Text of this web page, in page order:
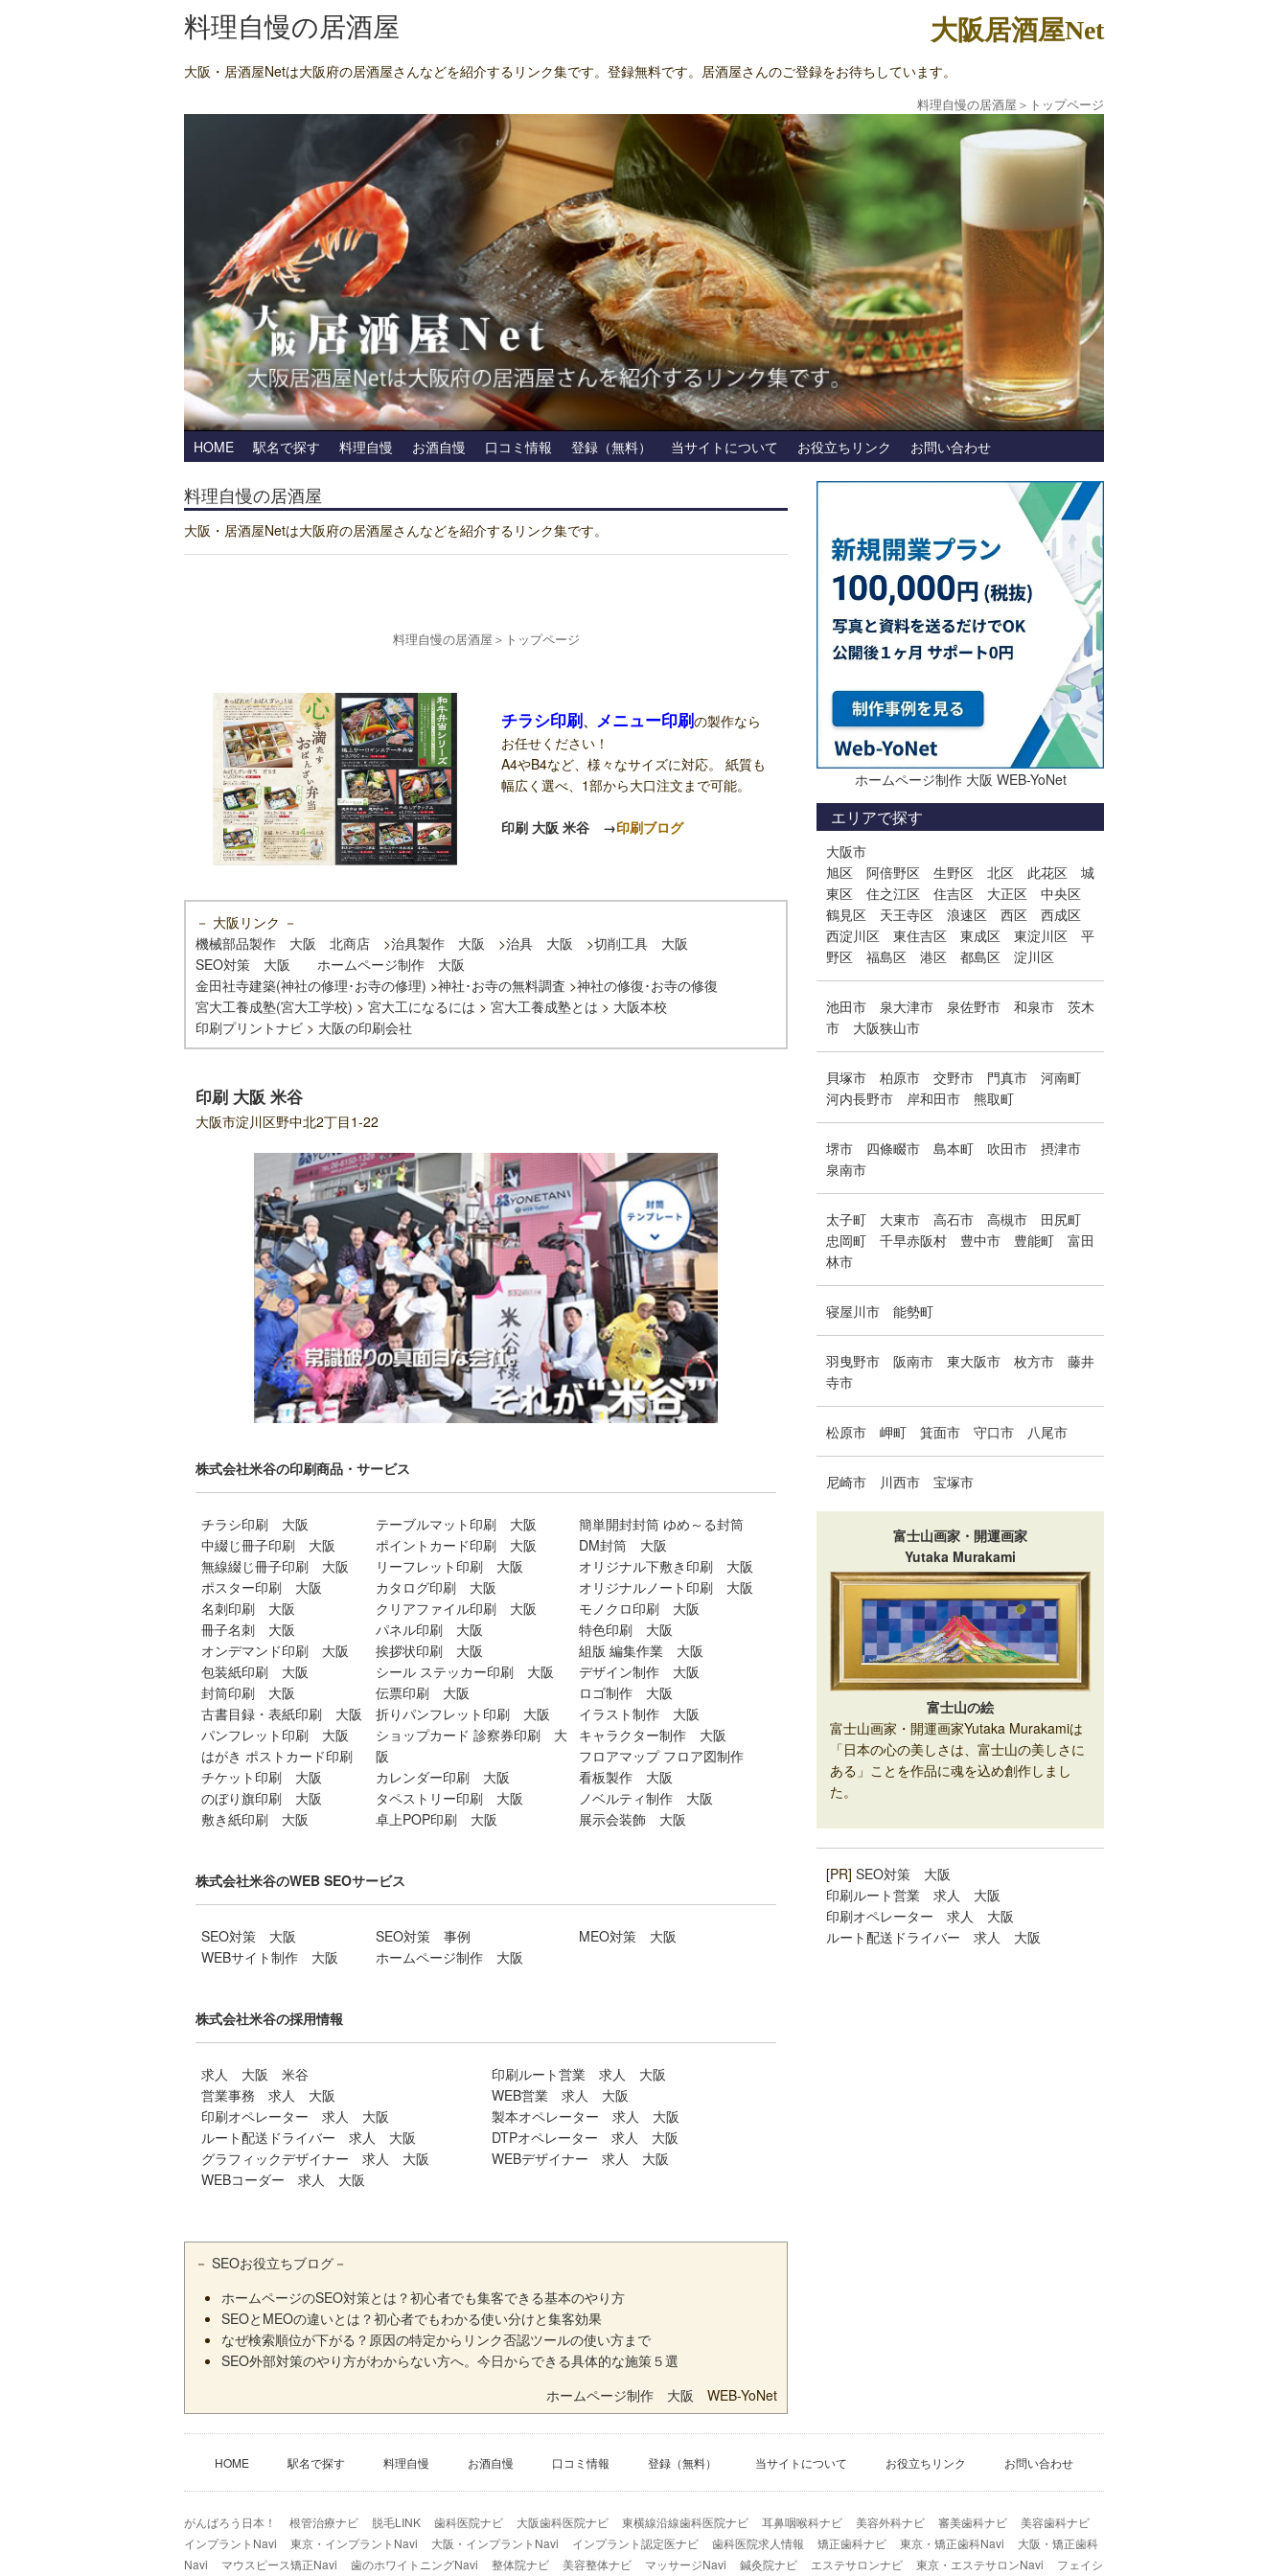
料理自慢の居酒屋 大阪居酒屋Net
大阪・居酒屋Netは大阪府の居酒屋さんなどを紹介するリンク集です。登録無料です。居酒屋さんのご登録をお待ちしています。
料理自慢の居酒屋 ＞ トップページ
HOME 駅名で探す 料理自慢 お酒自慢 口コミ情報 登録（無料） 当サイトについて お役立ちリンク お問い合わせ
料理自慢の居酒屋
大阪・居酒屋Netは大阪府の居酒屋さんなどを紹介するリンク集です。
料理自慢の居酒屋 ＞ トップページ
チラシ印刷、 メニュー印刷の製作なら
お任せください！
A4やB4など、様々なサイズに対応。 紙質も
幅広く選べ、1部から大口注文まで可能。
印刷 大阪 米谷→印刷ブログ
－ 大阪リンク －
機械部品製作 大阪 北商店 >治具製作 大阪 >治具 大阪 >切削工具 大阪
SEO対策 大阪
ホームページ制作 大阪
金田社寺建築(神社の修理･お寺の修理) >神社･お寺の無料調査 >神社の修復･お寺の修復
宮大工養成塾(宮大工学校) > 宮大工になるには > 宮大工養成塾とは > 大阪本校
印刷プリントナビ > 大阪の印刷会社
印刷 大阪 米谷
大阪市淀川区野中北2丁目1-22
株式会社米谷の印刷商品・サービス
チラシ印刷 大阪
中綴じ冊子印刷 大阪
無線綴じ冊子印刷 大阪
ポスター印刷 大阪
名刺印刷 大阪
冊子名刺 大阪
オンデマンド印刷 大阪
包装紙印刷 大阪
封筒印刷 大阪
古書目録・表紙印刷 大阪
パンフレット印刷 大阪
はがき ポストカード印刷
チケット印刷 大阪
のぼり旗印刷 大阪
敷き紙印刷 大阪
テーブルマット印刷 大阪
ポイントカード印刷 大阪
リーフレット印刷 大阪
カタログ印刷 大阪
クリアファイル印刷 大阪
パネル印刷 大阪
挨拶状印刷 大阪
シール ステッカー印刷 大阪
伝票印刷 大阪
折りパンフレット印刷 大阪
ショップカード 診察券印刷 大
阪
カレンダー印刷 大阪
タペストリー印刷 大阪
卓上POP印刷 大阪
簡単開封封筒 ゆめ～る封筒
DM封筒 大阪
オリジナル下敷き印刷 大阪
オリジナルノート印刷 大阪
モノクロ印刷 大阪
特色印刷 大阪
組版 編集作業 大阪
デザイン制作 大阪
ロゴ制作 大阪
イラスト制作 大阪
キャラクター制作 大阪
フロアマップ フロア図制作
看板製作 大阪
ノベルティ制作 大阪
展示会装飾 大阪
株式会社米谷のWEB SEOサービス
SEO対策 大阪
WEBサイト制作 大阪
SEO対策 事例
ホームページ制作 大阪
MEO対策 大阪
株式会社米谷の採用情報
求人 大阪 米谷
営業事務 求人 大阪
印刷オペレーター 求人 大阪
ルート配送ドライバー 求人 大阪
グラフィックデザイナー 求人 大阪
WEBコーダー 求人 大阪
印刷ルート営業 求人 大阪
WEB営業 求人 大阪
製本オペレーター 求人 大阪
DTPオペレーター 求人 大阪
WEBデザイナー 求人 大阪
－ SEOお役立ちブログ －
ホームページのSEO対策とは？初心者でも集客できる基本のやり方
SEOとMEOの違いとは？初心者でもわかる使い分けと集客効果
なぜ検索順位が下がる？原因の特定からリンク否認ツールの使い方まで
SEO外部対策のやり方がわからない方へ。今日からできる具体的な施策５選
ホームページ制作 大阪 WEB-YoNet
ホームページ制作 大阪 WEB-YoNet
エリアで探す
大阪市
旭区
阿倍野区 生野区 北区 此花区
城
東区
住之江区 住吉区 大正区
中央区
鶴見区
天王寺区 浪速区 西区
西成区
西淀川区
東住吉区 東成区 東淀川区
平
野区
福島区 港区 都島区 淀川区
池田市 泉大津市 泉佐野市 和泉市
茨木
市
大阪狭山市
貝塚市 柏原市 交野市 門真市
河南町
河内長野市
岸和田市 熊取町
堺市 四條畷市 島本町 吹田市
摂津市
泉南市
太子町 大東市 高石市 高槻市
田尻町
忠岡町
千早赤阪村 豊中市 豊能町
富田
林市
寝屋川市 能勢町
羽曳野市 阪南市 東大阪市 枚方市
藤井
寺市
松原市 岬町 箕面市 守口市 八尾市
尼崎市 川西市 宝塚市
富士山画家・開運画家
Yutaka Murakami
富士山の絵
富士山画家・開運画家Yutaka Murakamiは
「日本の心の美しさは、富士山の美しさに
ある」ことを作品に魂を込め創作しまし
た。
[PR] SEO対策 大阪
印刷ルート営業 求人 大阪
印刷オペレーター 求人 大阪
ルート配送ドライバー 求人 大阪
HOME 駅名で探す 料理自慢 お酒自慢 口コミ情報 登録（無料） 当サイトについて お役立ちリンク お問い合わせ
がんばろう日本！ 根管治療ナビ 脱毛LINK 歯科医院ナビ 大阪歯科医院ナビ 東横線沿線歯科医院ナビ 耳鼻咽喉科ナビ 美容外科ナビ 審美歯科ナビ
美容歯科ナビ
インプラントNavi
東京・インプラントNavi 大阪・インプラントNavi インプラント認定医ナビ 歯科医院求人情報 矯正歯科ナビ 東京・矯正歯科Navi
大阪・矯正歯科
Navi
マウスピース矯正Navi 歯のホワイトニングNavi 整体院ナビ 美容整体ナビ マッサージNavi 鍼灸院ナビ エステサロンナビ 東京・エステサロンNavi フェイシ